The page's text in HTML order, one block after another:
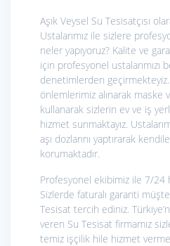
Aşık Veysel Su Tesisatçısı
Ustalarımız ile sizlere
neler yapıyoruz? Kalite ve
için profesyonel ustalarımızı
denetimlerden geçirmekteyiz.
önlemlerimiz alınarak maske
kullanarak sizlerin ev ve iş
hizmet sunmaktayız.
aşı dozlarını yaptırarak
korumaktadır.
Profesyonel ekibimiz ile 7/24
Sizlerde faturalı garanti
Tesisat tercih ediniz.
veren Su Tesisat firmamız
temiz işçilik hile hizmet